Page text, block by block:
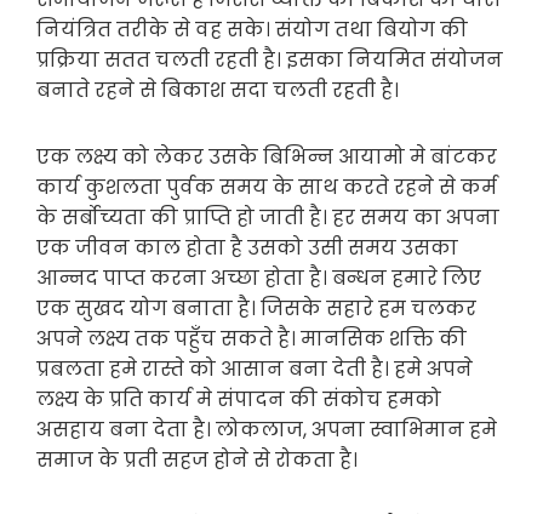
नियंत्रित तरीके से वह सके। संयोग तथा बियोग की
प्रक्रिया सतत चलती रहती है। इसका नियमित संयोजन
बनाते रहने से बिकाश सदा चलती रहती है।
एक लक्ष्य को लेकर उसके बिभिन्न आयामो मे बांटकर
कार्य कुशलता पुर्वक समय के साथ करते रहने से कर्म
के सर्बोच्यता की प्राप्ति हो जाती है। हर समय का अपना
एक जीवन काल होता है उसको उसी समय उसका
आन्नद पाप्त करना अच्छा होता है। बन्धन हमारे लिए
एक सुखद योग बनाता है। जिसके सहारे हम चलकर
अपने लक्ष्य तक पहुँच सकते है। मानसिक शक्ति की
प्रबलता हमे रास्ते को आसान बना देती है। हमे अपने
लक्ष्य के प्रति कार्य मे संपादन की संकोच हमको
असहाय बना देता है। लोकलाज, अपना स्वाभिमान हमे
समाज के प्रती सहज होने से रोकता है।